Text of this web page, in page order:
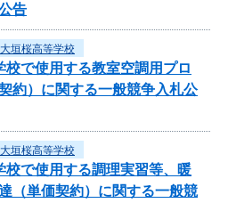
告
大垣桜高等学校
で使用する教室空調用プロ
約）に関する一般競争入札公
大垣桜高等学校
校で使用する調理実習等、暖
（単価契約）に関する一般競